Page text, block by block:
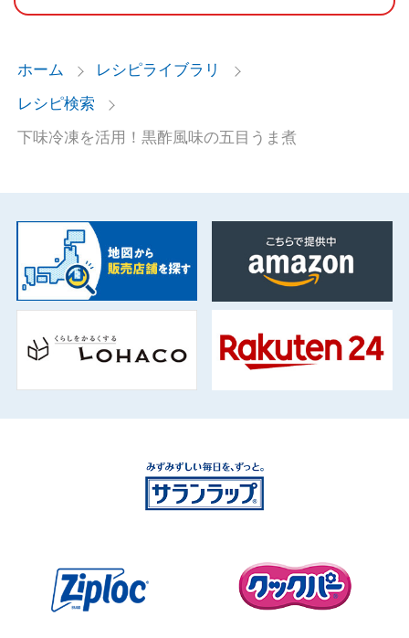
ホーム
レシピライブラリ
レシピ検索
下味冷凍を活用！黒酢風味の五目うま煮